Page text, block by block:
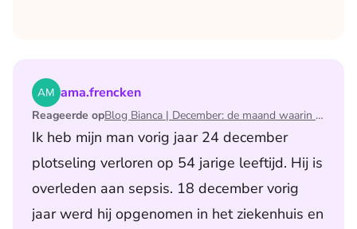
ama.frencken
Reageerde op Blog Bianca | December: de maand waarin ik mijn man verloor
Ik heb mijn man vorig jaar 24 december
plotseling verloren op 54 jarige leeftijd. Hij is
overleden aan sepsis. 18 december vorig
jaar werd hij opgenomen in het ziekenhuis en
Lees het artikel Blog Bianca | December: de maand